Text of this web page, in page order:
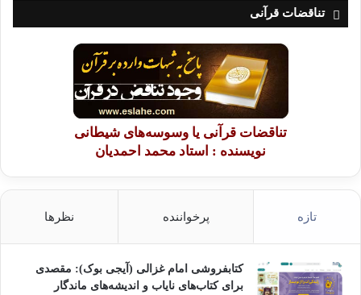
تناقضات قرآنی
تناقضات قرآنی یا وسوسه‌های شیطانی
نویسنده : استاد محمد احمدیان
تازه پرخواننده نظرها
کتابفروشی امام غزالی (آیجی بوک): مقصدی
برای کتاب‌های نایاب و اندیشه‌های ماندگار